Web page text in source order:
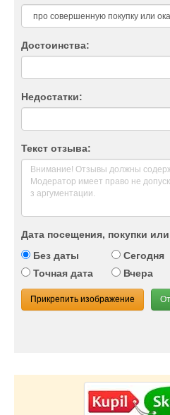
Достоинства:
Недостатки:
Текст отзыва:
Дата посещения, покупки или
Без даты
Сегодня
Точная дата
Вчера
Прикрепить изображение